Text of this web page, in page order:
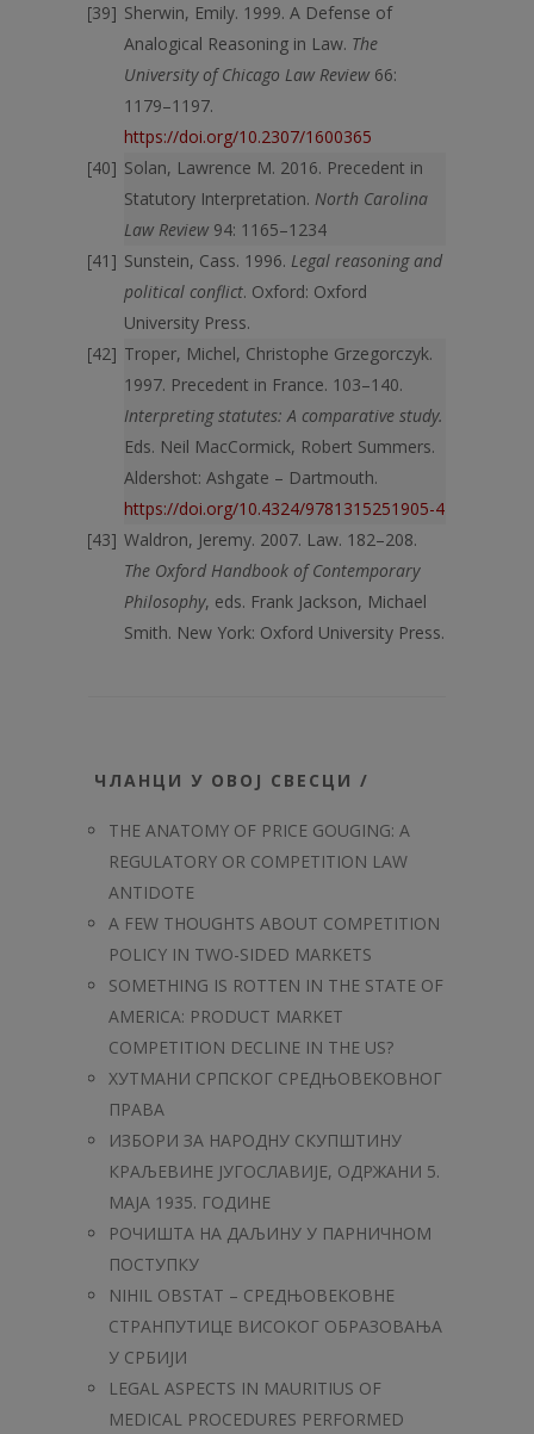
Sherwin, Emily. 1999. A Defense of
Analogical Reasoning in Law. The
University of Chicago Law Review66:
1179–1197.
https://doi.org/10.2307/1600365
Solan, Lawrence M. 2016. Precedent in
Statutory Interpretation. North Carolina
Law Review 94: 1165–1234
Sunstein, Cass. 1996. Legal reasoning and
political conflict. Oxford: Oxford
University Press.
Troper, Michel, Christophe Grzegorczyk.
1997. Precedent in France. 103–140.
Interpreting statutes: A comparative study.
Еds. Neil MacCormick, Robert Summers.
Aldershot: Ashgate – Dartmouth.
https://doi.org/10.4324/9781315251905-4
Waldron, Jeremy. 2007. Law. 182–208.
The Oxford Handbook of Contemporary
Philosophy, eds. Frank Jackson, Michael
Smith. New York: Oxford University Press.
ЧЛАНЦИ У ОВОЈ СВЕСЦИ /
THE ANATOMY OF PRICE GOUGING: A
REGULATORY OR COMPETITION LAW
ANTIDOTE
A FEW THOUGHTS ABOUT COMPETITION
POLICY IN TWO-SIDED MARKETS
SOMETHING IS ROTTEN IN THE STATE OF
AMERICA: PRODUCT MARKET
COMPETITION DECLINE IN THE US?
ХУТМАНИ СРПСКОГ СРЕДЊОВЕКОВНОГ
ПРАВА
ИЗБОРИ ЗА НАРОДНУ СКУПШТИНУ
КРАЉЕВИНЕ ЈУГОСЛАВИЈЕ, ОДРЖАНИ 5.
МАЈА 1935. ГОДИНЕ
РОЧИШТА НА ДАЉИНУ У ПАРНИЧНОМ
ПОСТУПКУ
NIHIL OBSTAT – СРЕДЊОВЕКОВНЕ
СТРАНПУТИЦЕ ВИСОКОГ ОБРАЗОВАЊА
У СРБИЈИ
LEGAL ASPECTS IN MAURITIUS OF
MEDICAL PROCEDURES PERFORMED